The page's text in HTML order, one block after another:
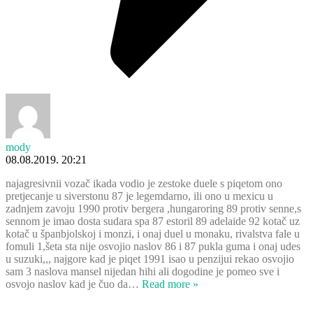
mody
08.08.2019. 20:21
najagresivnii vozač ikada vodio je zestoke duele s piqetom ono
pretjecanje u siverstonu 87 je legemdarno, ili ono u mexicu u
zadnjem zavoju 1990 protiv bergera ,hungaroring 89 protiv senne,s
sennom je imao dosta sudara spa 87 estoril 89 adelaide 92 kotač uz
kotač u španbjolskoj i monzi, i onaj duel u monaku, rivalstva fale u
fomuli 1,šeta sta nije osvojio naslov 86 i 87 pukla guma i onaj udes
u suzuki,,, najgore kad je piqet 1991 isao u penzijui rekao osvojio
sam 3 naslova mansel nijedan hihi ali dogodine je pomeo sve i
osvojo naslov kad je čuo da… Read more »